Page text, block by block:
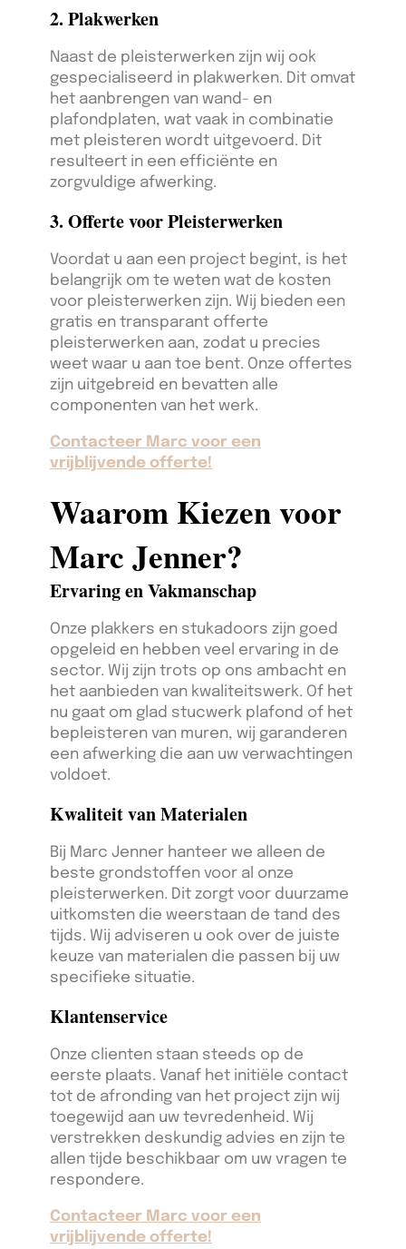
2. Plakwerken
Naast de pleisterwerken zijn wij ook
gespecialiseerd in plakwerken. Dit omvat
het aanbrengen van wand- en
plafondplaten, wat vaak in combinatie
met pleisteren wordt uitgevoerd. Dit
resulteert in een efficiënte en
zorgvuldige afwerking.
3. Offerte voor Pleisterwerken
Voordat u aan een project begint, is het
belangrijk om te weten wat de kosten
voor pleisterwerken zijn. Wij bieden een
gratis en transparant offerte
pleisterwerken aan, zodat u precies
weet waar u aan toe bent. Onze offertes
zijn uitgebreid en bevatten alle
componenten van het werk.
Contacteer Marc voor een
vrijblijvende offerte!
Waarom Kiezen voor
Marc Jenner?
Ervaring en Vakmanschap
Onze plakkers en stukadoors zijn goed
opgeleid en hebben veel ervaring in de
sector. Wij zijn trots op ons ambacht en
het aanbieden van kwaliteitswerk. Of het
nu gaat om glad stucwerk plafond of het
bepleisteren van muren, wij garanderen
een afwerking die aan uw verwachtingen
voldoet.
Kwaliteit van Materialen
Bij Marc Jenner hanteer we alleen de
beste grondstoffen voor al onze
pleisterwerken. Dit zorgt voor duurzame
uitkomsten die weerstaan de tand des
tijds. Wij adviseren u ook over de juiste
keuze van materialen die passen bij uw
specifieke situatie.
Klantenservice
Onze clienten staan steeds op de
eerste plaats. Vanaf het initiële contact
tot de afronding van het project zijn wij
toegewijd aan uw tevredenheid. Wij
verstrekken deskundig advies en zijn te
allen tijde beschikbaar om uw vragen te
respondere.
Contacteer Marc voor een
vrijblijvende offerte!